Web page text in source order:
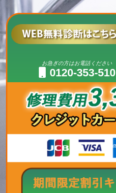
お急ぎの方はお電話ください
0120-353-510